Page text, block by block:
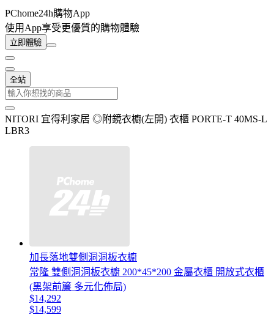
PChome24h購物App
使用App享受更優質的購物體驗
立即體驗
全站
NITORI 宜得利家居 ◎附鏡衣櫥(左開) 衣櫃 PORTE-T 40MS-L
LBR3
加長落地雙側洞洞板衣櫥
常隆 雙側洞洞板衣櫥 200*45*200 金屬衣櫃 開放式衣櫃
(黑架前簾 多元化佈局)
$14,292
$14,599